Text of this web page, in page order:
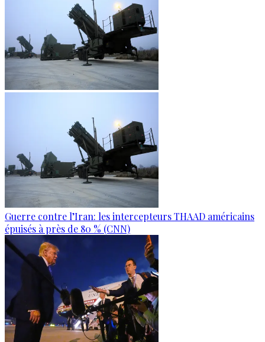
Guerre contre l’Iran: les intercepteurs THAAD américains
épuisés à près de 80 % (CNN)